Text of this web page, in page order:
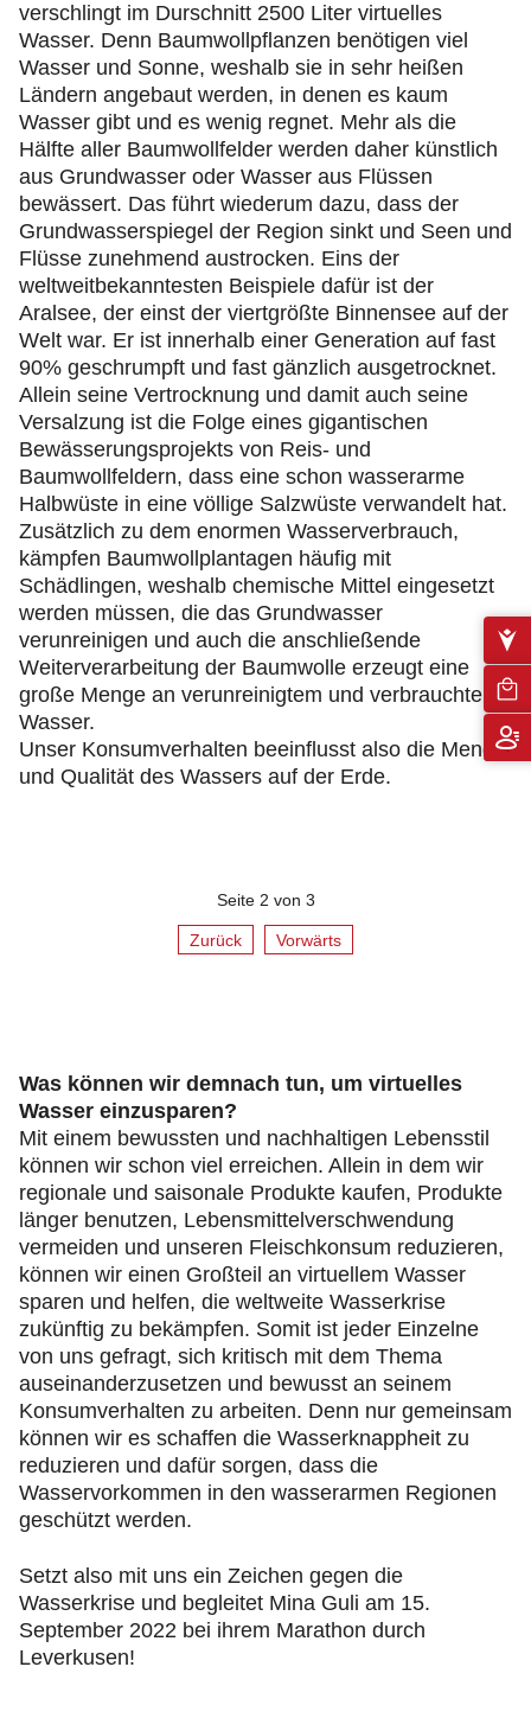
verschlingt im Durschnitt 2500 Liter virtuelles
Wasser. Denn Baumwollpflanzen benötigen viel
Wasser und Sonne, weshalb sie in sehr heißen
Ländern angebaut werden, in denen es kaum
Wasser gibt und es wenig regnet. Mehr als die
Hälfte aller Baumwollfelder werden daher künstlich
aus Grundwasser oder Wasser aus Flüssen
bewässert. Das führt wiederum dazu, dass der
Grundwasserspiegel der Region sinkt und Seen und
Flüsse zunehmend austrocken. Eins der
weltweitbekanntesten Beispiele dafür ist der
Aralsee, der einst der viertgrößte Binnensee auf der
Welt war. Er ist innerhalb einer Generation auf fast
90% geschrumpft und fast gänzlich ausgetrocknet.
Allein seine Vertrocknung und damit auch seine
Versalzung ist die Folge eines gigantischen
Bewässerungsprojekts von Reis- und
Baumwollfeldern, dass eine schon wasserarme
Halbwüste in eine völlige Salzwüste verwandelt hat.
Zusätzlich zu dem enormen Wasserverbrauch,
kämpfen Baumwollplantagen häufig mit
Schädlingen, weshalb chemische Mittel eingesetzt
werden müssen, die das Grundwasser
verunreinigen und auch die anschließende
Weiterverarbeitung der Baumwolle erzeugt eine
große Menge an verunreinigtem und verbrauchtem
Wasser.
Unser Konsumverhalten beeinflusst also die Menge
und Qualität des Wassers auf der Erde.
Seite 2 von 3
Zurück Vorwärts
Was können wir demnach tun, um virtuelles
Wasser einzusparen?
Mit einem bewussten und nachhaltigen Lebensstil
können wir schon viel erreichen. Allein in dem wir
regionale und saisonale Produkte kaufen, Produkte
länger benutzen, Lebensmittelverschwendung
vermeiden und unseren Fleischkonsum reduzieren,
können wir einen Großteil an virtuellem Wasser
sparen und helfen, die weltweite Wasserkrise
zukünftig zu bekämpfen. Somit ist jeder Einzelne
von uns gefragt, sich kritisch mit dem Thema
auseinanderzusetzen und bewusst an seinem
Konsumverhalten zu arbeiten. Denn nur gemeinsam
können wir es schaffen die Wasserknappheit zu
reduzieren und dafür sorgen, dass die
Wasservorkommen in den wasserarmen Regionen
geschützt werden.
Setzt also mit uns ein Zeichen gegen die
Wasserkrise und begleitet Mina Guli am 15.
September 2022 bei ihrem Marathon durch
Leverkusen!